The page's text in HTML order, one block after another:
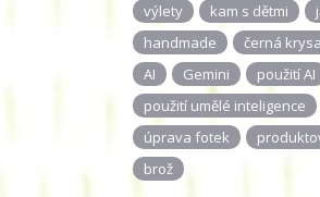
výlety
kam s dětmi
handmade
černá krysa
AI
Gemini
použití AI
použití umělé inteligence
úprava fotek
brož